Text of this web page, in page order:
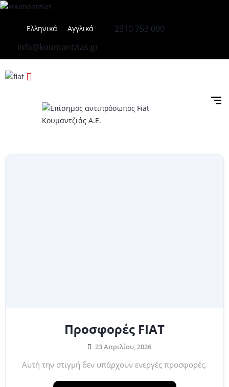
Ελληνικά Αγγλικά
2310 753 000
info@koumantzias.gr
Προσφορές FIAT
23 Απριλίου, 2026
Αυτή την στιγμή δεν υπάρχουν ενεργές προσφορές.